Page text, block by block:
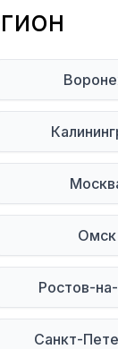
социальных
этом
Омск
Ростов-
Санкт-